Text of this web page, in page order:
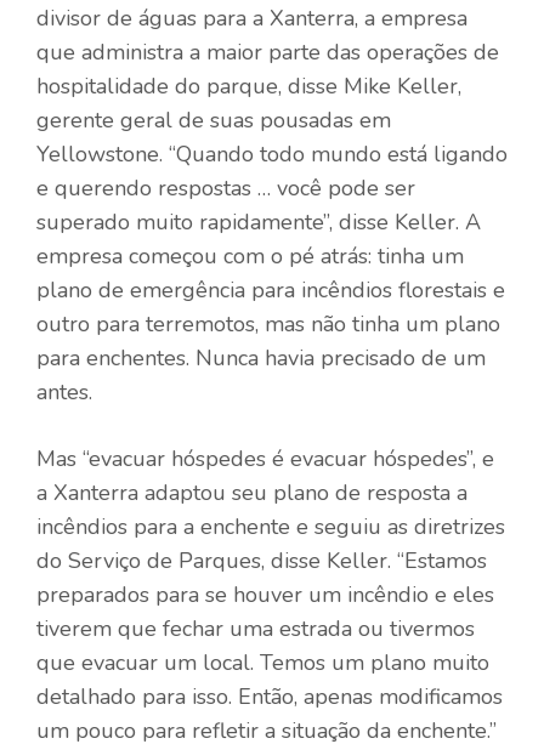
divisor de águas para a Xanterra, a empresa
que administra a maior parte das operações de
hospitalidade do parque, disse Mike Keller,
gerente geral de suas pousadas em
Yellowstone. “Quando todo mundo está ligando
e querendo respostas … você pode ser
superado muito rapidamente”, disse Keller. A
empresa começou com o pé atrás: tinha um
plano de emergência para incêndios florestais e
outro para terremotos, mas não tinha um plano
para enchentes. Nunca havia precisado de um
antes.
Mas “evacuar hóspedes é evacuar hóspedes”, e
a Xanterra adaptou seu plano de resposta a
incêndios para a enchente e seguiu as diretrizes
do Serviço de Parques, disse Keller. “Estamos
preparados para se houver um incêndio e eles
tiverem que fechar uma estrada ou tivermos
que evacuar um local. Temos um plano muito
detalhado para isso. Então, apenas modificamos
um pouco para refletir a situação da enchente.”